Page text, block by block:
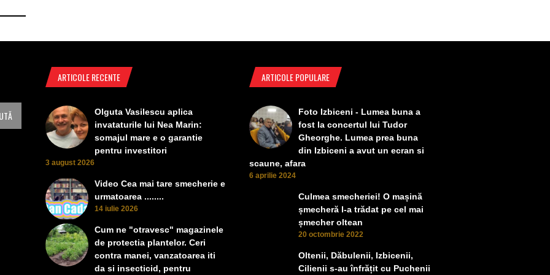
ARTICOLE RECENTE
Olguta Vasilescu aplica
invataturile lui Nea Marin:
somajul mare e o garantie
pentru investitori
3 august 2026
Video Cea mai tare smecherie e
urmatoarea ........
14 iulie 2026
Cum ne "otravesc" magazinele
de protectia plantelor. Ceri
contra manei, vanzatoarea iti
da si insecticid, pentru
ARTICOLE POPULARE
Foto Izbiceni - Lumea buna a
fost la concertul lui Tudor
Gheorghe. Lumea prea buna
din Izbiceni a avut un ecran si
scaune, afara
6 aprilie 2024
Culmea smecheriei! O mașină
șmecheră l-a trădat pe cel mai
șmecher oltean
20 octombrie 2022
Oltenii, Dăbulenii, Izbicenii,
Cilienii s-au înfrățit cu Puchenii